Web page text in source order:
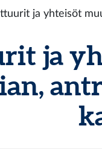
ja yhteisöt
ja